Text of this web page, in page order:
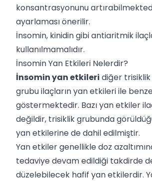
konsantrasyonunu
ayarlaması önerilir.
İnsomin, kinidin gibi antiaritmik
kullanılmamalıdır.
İnsomin Yan Etkileri Nelerdir?
İnsomin yan etkileri diğer
grubu ilaçların yan etkileri ile
göstermektedir. Bazı yan etkiler
değildir, trisiklik grubunda
yan etkilerine de dahil edilmiştir.
Yan etkiler genellikle doz
tedaviye devam edildiği takdirde
düzelebilecek hafif yan etkilerdir.